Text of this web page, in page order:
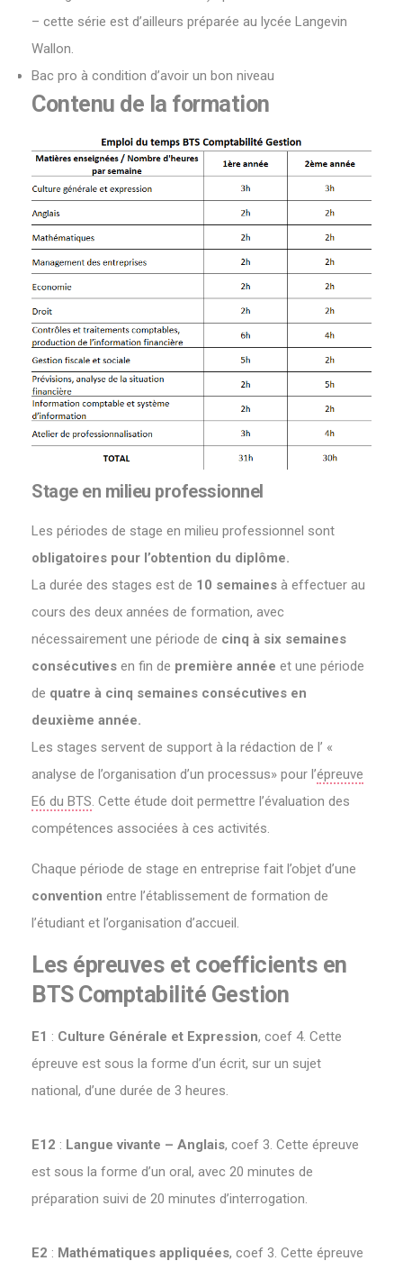
– cette série est d’ailleurs préparée au lycée Langevin
Wallon.
Bac pro à condition d’avoir un bon niveau
Contenu de la formation
Stage en milieu professionnel
Les périodes de stage en milieu professionnel sont
obligatoires pour l’obtention du diplôme.
La durée des stages est de 10 semaines à effectuer au
cours des deux années de formation, avec
nécessairement une période de cinq à six semaines
consécutives en fin de première année et une période
de quatre à cinq semaines consécutives en
deuxième année.
Les stages servent de support à la rédaction de l’ «
analyse de l’organisation d’un processus» pour l’épreuve
E6 du BTS. Cette étude doit permettre l’évaluation des
compétences associées à ces activités.
Chaque période de stage en entreprise fait l’objet d’une
convention entre l’établissement de formation de
l’étudiant et l’organisation d’accueil.
Les épreuves et coefficients en
BTS Comptabilité Gestion
E1 : Culture Générale et Expression, coef 4. Cette
épreuve est sous la forme d’un écrit, sur un sujet
national, d’une durée de 3 heures.
E12 : Langue vivante – Anglais, coef 3. Cette épreuve
est sous la forme d’un oral, avec 20 minutes de
préparation suivi de 20 minutes d’interrogation.
E2 : Mathématiques appliquées, coef 3. Cette épreuve